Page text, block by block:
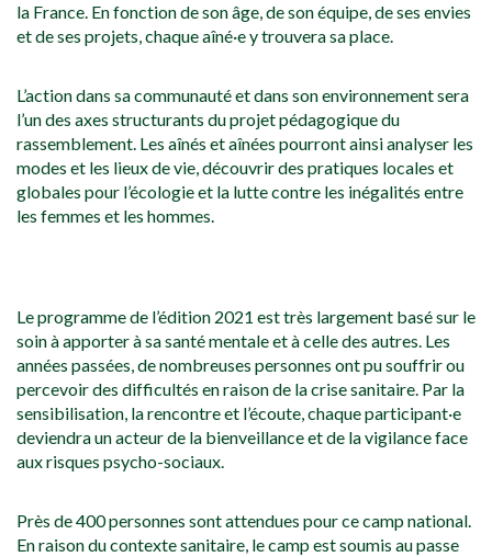
la France. En fonction de son âge, de son équipe, de ses envies
et de ses projets, chaque aîné·e y trouvera sa place.
L’action dans sa communauté et dans son environnement sera
l’un des axes structurants du projet pédagogique du
rassemblement. Les aînés et aînées pourront ainsi analyser les
modes et les lieux de vie, découvrir des pratiques locales et
globales pour l’écologie et la lutte contre les inégalités entre
les femmes et les hommes.
Le programme de l’édition 2021 est très largement basé sur le
soin à apporter à sa santé mentale et à celle des autres. Les
années passées, de nombreuses personnes ont pu souffrir ou
percevoir des difficultés en raison de la crise sanitaire. Par la
sensibilisation, la rencontre et l’écoute, chaque participant·e
deviendra un acteur de la bienveillance et de la vigilance face
aux risques psycho-sociaux.
Près de 400 personnes sont attendues pour ce camp national.
En raison du contexte sanitaire, le camp est soumis au passe